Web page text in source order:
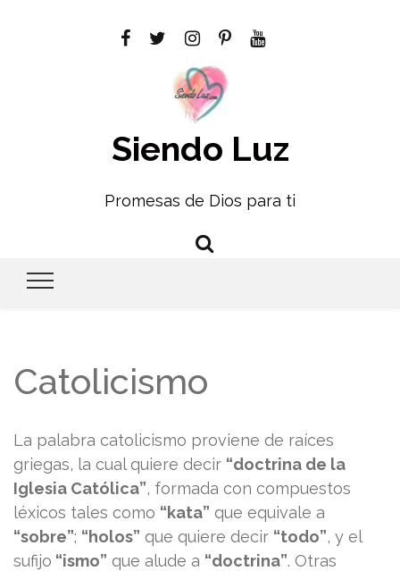
Siendo Luz
Promesas de Dios para ti
Catolicismo
La palabra catolicismo proviene de raíces
griegas, la cual quiere decir “doctrina de la
Iglesia Católica”, formada con compuestos
léxicos tales como “kata” que equivale a
“sobre”; “holos” que quiere decir “todo”, y el
sufijo “ismo” que alude a “doctrina”. Otras